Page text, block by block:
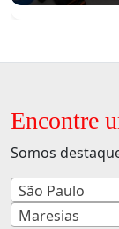
Encontre
Somos
São Paulo
Maresias